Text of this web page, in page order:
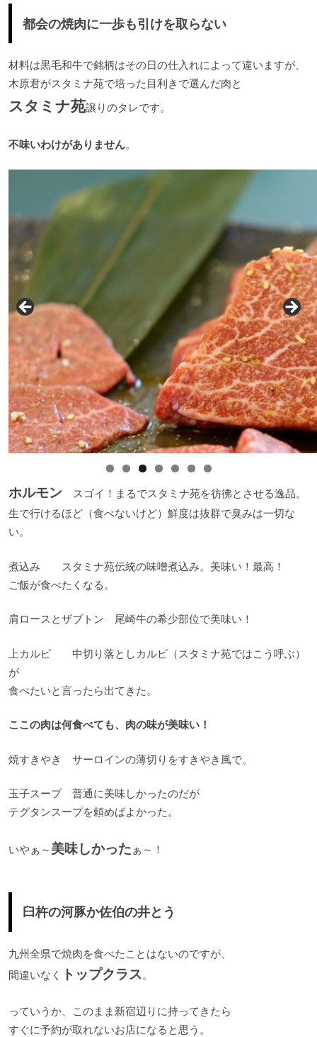
都会の焼肉に一歩も引けを取らない
材料は黒毛和牛で銘柄はその日の仕入れによって違いますが、
木原君がスタミナ苑で培った目利きで選んだ肉と
スタミナ苑譲りのタレです。
不味いわけがありません。
ホルモン スゴイ！まるでスタミナ苑を彷彿とさせる逸品。
生で行けるほど（食べないけど）鮮度は抜群で臭みは一切な
い。
煮込み スタミナ苑伝統の味噌煮込み。美味い！最高！
ご飯が食べたくなる。
肩ロースとザブトン 尾崎牛の希少部位で美味い！
上カルビ 中切り落としカルビ（スタミナ苑ではこう呼ぶ）
が
食べたいと言ったら出てきた。
ここの肉は何食べても、肉の味が美味い！
焼すきやき サーロインの薄切りをすきやき風で。
玉子スープ 普通に美味しかったのだが
テグタンスープを頼めばよかった。
いやぁ～ 美味しかった ぁ～！
臼杵の河豚か佐伯の井とう
九州全県で焼肉を食べたことはないのですが、
間違いなく
トップクラス。
っていうか、このまま新宿辺りに持ってきたら
すぐに予約が取れないお店になると思う。